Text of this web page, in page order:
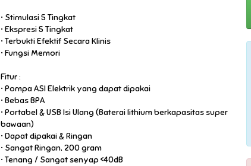
• Stimulasi 5 Tingkat
• Ekspresi 5 Tingkat
• Terbukti Efektif Secara Klinis
• Fungsi Memori
Fitur :
• Pompa ASI Elektrik yang dapat dipakai
• Bebas BPA
• Portabel & USB Isi Ulang (Baterai lithium berkapasitas super
bawaan)
• Dapat dipakai & Ringan
• Sangat Ringan, 200 gram
• Tenang / Sangat senyap <40dB